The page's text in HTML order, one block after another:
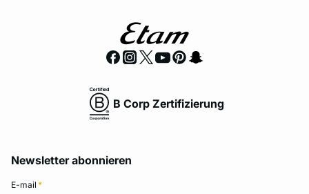
B Corp Zertifizierung
Newsletter abonnieren
E-mail *